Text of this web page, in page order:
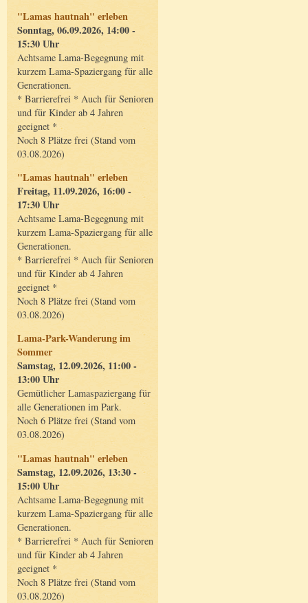
"Lamas hautnah" erleben
Sonntag, 06.09.2026, 14:00 -
15:30 Uhr
Achtsame Lama-Begegnung mit
kurzem Lama-Spaziergang für alle
Generationen.
* Barrierefrei * Auch für Senioren
und für Kinder ab 4 Jahren
geeignet *
Noch 8 Plätze frei (Stand vom
03.08.2026)
"Lamas hautnah" erleben
Freitag, 11.09.2026, 16:00 -
17:30 Uhr
Achtsame Lama-Begegnung mit
kurzem Lama-Spaziergang für alle
Generationen.
* Barrierefrei * Auch für Senioren
und für Kinder ab 4 Jahren
geeignet *
Noch 8 Plätze frei (Stand vom
03.08.2026)
Lama-Park-Wanderung im
Sommer
Samstag, 12.09.2026, 11:00 -
13:00 Uhr
Gemütlicher Lamaspaziergang für
alle Generationen im Park.
Noch 6 Plätze frei (Stand vom
03.08.2026)
"Lamas hautnah" erleben
Samstag, 12.09.2026, 13:30 -
15:00 Uhr
Achtsame Lama-Begegnung mit
kurzem Lama-Spaziergang für alle
Generationen.
* Barrierefrei * Auch für Senioren
und für Kinder ab 4 Jahren
geeignet *
Noch 8 Plätze frei (Stand vom
03.08.2026)